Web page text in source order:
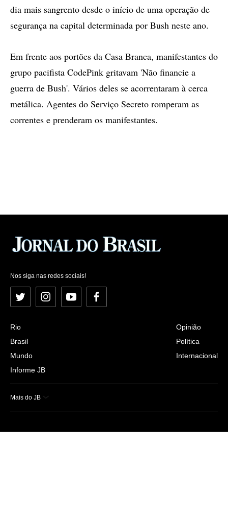
dia mais sangrento desde o início de uma operação de
segurança na capital determinada por Bush neste ano.
Em frente aos portões da Casa Branca, manifestantes do
grupo pacifista CodePink gritavam 'Não financie a
guerra de Bush'. Vários deles se acorrentaram à cerca
metálica. Agentes do Serviço Secreto romperam as
correntes e prenderam os manifestantes.
Nos siga nas redes sociais!
Twitter InstagramYouTubeFacebook
Rio
Brasil
Mundo
Informe JB
Opinião
Política
Internacional
Mais do JB
Esportes